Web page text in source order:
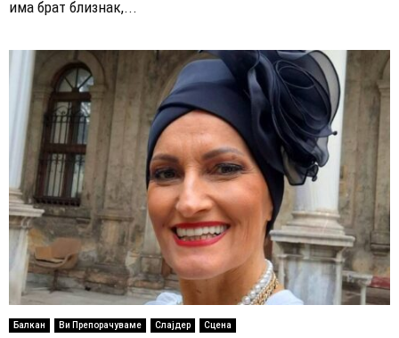
има брат близнак,...
Балкан Ви Препорачуваме Слајдер Сцена